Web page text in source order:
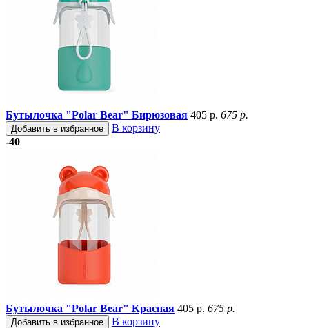
Бутылочка "Polar Bear" Бирюзовая 405 р. 675 р.
Добавить в избранное
В корзину
-40
Бутылочка "Polar Bear" Красная 405 р. 675 р.
Добавить в избранное
В корзину